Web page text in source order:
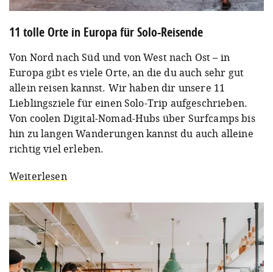
11 tolle Orte in Europa für Solo-Reisende
Von Nord nach Süd und von West nach Ost – in
Europa gibt es viele Orte, an die du auch sehr gut
allein reisen kannst. Wir haben dir unsere 11
Lieblingsziele für einen Solo-Trip aufgeschrieben.
Von coolen Digital-Nomad-Hubs über Surfcamps bis
hin zu langen Wanderungen kannst du auch alleine
richtig viel erleben.
Weiterlesen